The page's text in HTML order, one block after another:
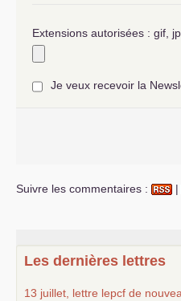
Extensions autorisées : gif,
Je veux recevoir la
Suivre les commentaires : |
Les dernières lettres
13 juillet, lettre lepcf de